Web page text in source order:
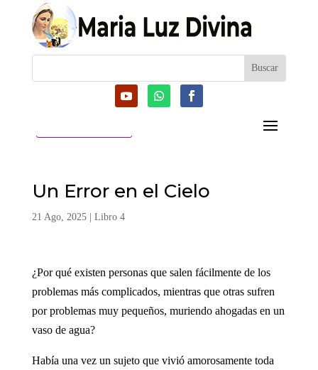
Un Error en el Cielo
21 Ago, 2025| Libro 4
¿Por qué existen personas que salen fácilmente de los
problemas más complicados, mientras que otras sufren
por problemas muy pequeños, muriendo ahogadas en un
vaso de agua?
Había una vez un sujeto que vivió amorosamente toda